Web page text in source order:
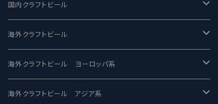
国内クラフトビール
UCHU BREWING -うちゅうブルーイング
バテレ -VERTERE
2nd Story Ale Works -セカンドストーリー
海外クラフトビール
Modern Times モダンタイムズ
Maui マウイ
海外クラフトビール ヨーロッパ系
UnBarred -アンバード
海外クラフトビール アジア系